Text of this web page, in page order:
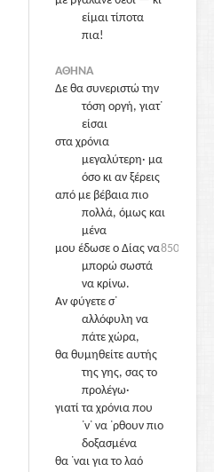
είμαι τίποτα
πια!
ΑΘΗΝΑ
Δε θα συνεριστώ την
τόση οργή, γιατ᾽
είσαι
στα χρόνια
μεγαλύτερη· μα
όσο κι αν ξέρεις
από με βέβαια πιο
πολλά, όμως και
μένα
850
μου έδωσε ο Δίας να
μπορώ σωστά
να κρίνω.
Αν φύγετε σ᾽
αλλόφυλη να
πάτε χώρα,
θα θυμηθείτε αυτής
της γης, σας το
προλέγω·
γιατί τα χρόνια που
᾽ν᾽ να ᾽ρθουν πιο
δοξασμένα
θα ᾽ναι για το λαό